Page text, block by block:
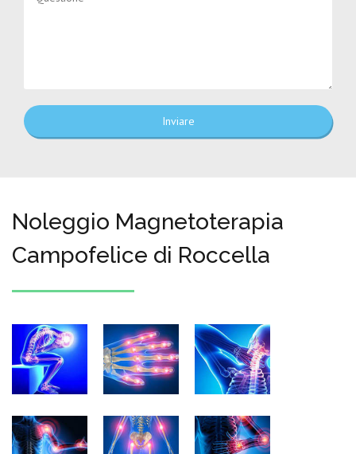
Inviare
Noleggio Magnetoterapia
Campofelice di Roccella